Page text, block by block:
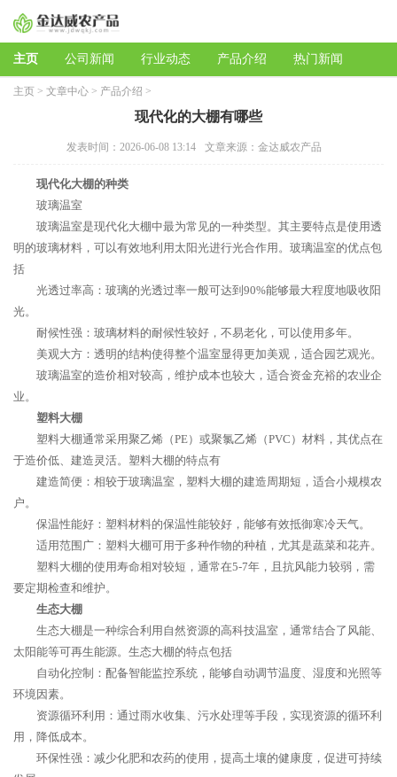
主页 公司新闻 行业动态 产品介绍 热门新闻
主页 > 文章中心 > 产品介绍 >
现代化的大棚有哪些
发表时间：2026-06-08 13:14 文章来源：金达威农产品
现代化大棚的种类
玻璃温室
玻璃温室是现代化大棚中最为常见的一种类型。其主要特点是使用透
明的玻璃材料，可以有效地利用太阳光进行光合作用。玻璃温室的优点包
括
光透过率高：玻璃的光透过率一般可达到90%能够最大程度地吸收阳
光。
耐候性强：玻璃材料的耐候性较好，不易老化，可以使用多年。
美观大方：透明的结构使得整个温室显得更加美观，适合园艺观光。
玻璃温室的造价相对较高，维护成本也较大，适合资金充裕的农业企
业。
塑料大棚
塑料大棚通常采用聚乙烯（PE）或聚氯乙烯（PVC）材料，其优点在
于造价低、建造灵活。塑料大棚的特点有
建造简便：相较于玻璃温室，塑料大棚的建造周期短，适合小规模农
户。
保温性能好：塑料材料的保温性能较好，能够有效抵御寒冷天气。
适用范围广：塑料大棚可用于多种作物的种植，尤其是蔬菜和花卉。
塑料大棚的使用寿命相对较短，通常在5-7年，且抗风能力较弱，需
要定期检查和维护。
生态大棚
生态大棚是一种综合利用自然资源的高科技温室，通常结合了风能、
太阳能等可再生能源。生态大棚的特点包括
自动化控制：配备智能监控系统，能够自动调节温度、湿度和光照等
环境因素。
资源循环利用：通过雨水收集、污水处理等手段，实现资源的循环利
用，降低成本。
环保性强：减少化肥和农药的使用，提高土壤的健康度，促进可持续